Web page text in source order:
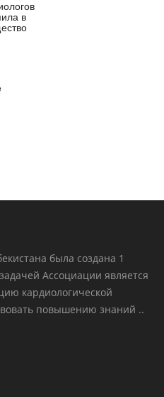
в
была создана 1
Ассоциации является
кардиологической
повышению знаний ..